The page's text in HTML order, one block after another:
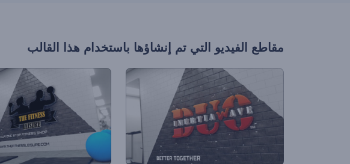
مقاطع الفيديو التي تم إنشاؤها باستخدام هذا القالب